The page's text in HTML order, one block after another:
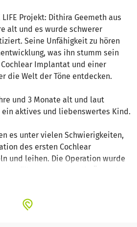
LIFE Projekt: Dithira Geemeth aus
alt und es wurde schwerer
Seine Unfähigkeit zu hören
was ihn stumm sein
Implantat und einer
die Welt der Töne entdecken.
und 3 Monate alt und laut
ein aktives und liebenswertes Kind.
es unter vielen Schwierigkeiten,
des ersten Cochlear
und leihen. Die Operation wurde
einem Cochlear Implantat zu
wieder richtig hören zu können.